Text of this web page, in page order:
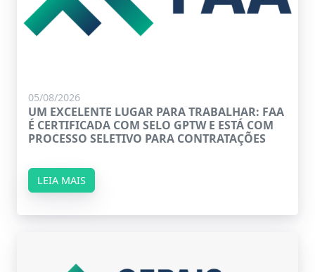
05/08/2026
UM EXCELENTE LUGAR PARA TRABALHAR: FAA
É CERTIFICADA COM SELO GPTW E ESTÁ COM
PROCESSO SELETIVO PARA CONTRATAÇÕES
LEIA MAIS